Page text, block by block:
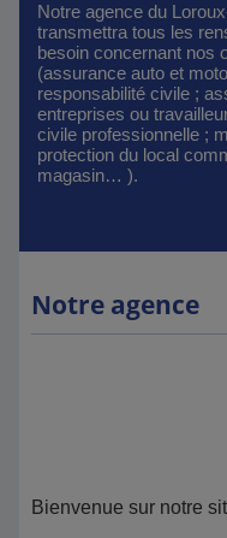
Notre agence du
transmettra tous les
besoin concernant nos
(assurance auto et
responsabilité civile ;
entreprises ou
civile professionnelle ;
protection du local
magasin… ).
Notre agence
Bienvenue sur notre